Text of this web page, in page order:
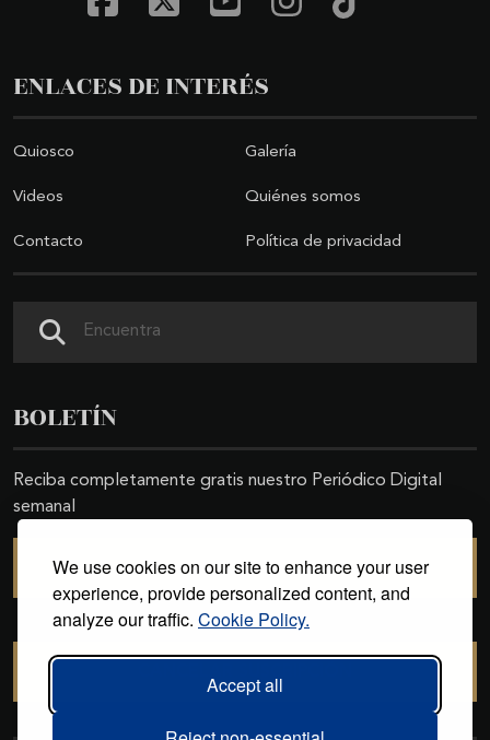
We use cookies on our site to enhance your user
experience, provide personalized content, and
analyze our traffic. Cookie Policy.
Accept all
ENLACES DE INTERÉS
Quiosco Galería
Videos Quiénes somos
Contacto Política de privacidad
BOLETÍN
Reciba completamente gratis nuestro Periódico Digital
semanal
SUSCRIBIRSE